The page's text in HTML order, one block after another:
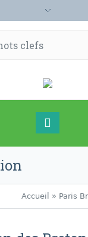
Accueil » Paris